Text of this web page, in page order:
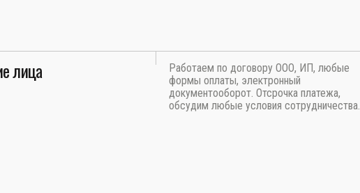
лица
Работаем по договору ООО, ИП, любые
формы оплаты, электронный
документооборот. Отсрочка платежа,
обсудим любые условия сотрудничества.